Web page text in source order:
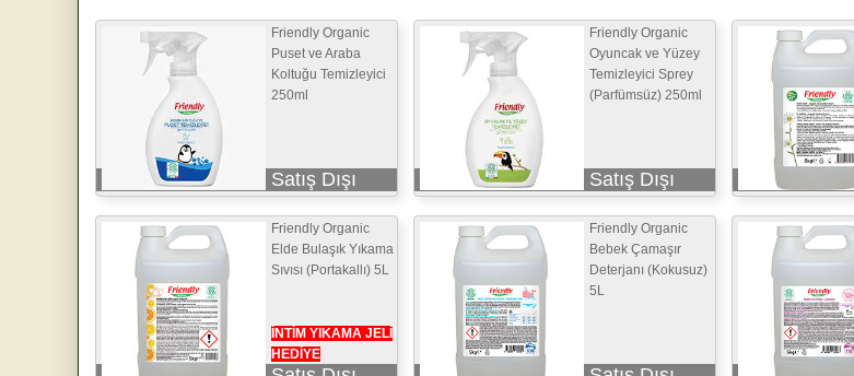
Friendly Organic
Puset ve Araba
Koltuğu Temizleyici
250ml
Satış Dışı
Friendly Organic
Oyuncak ve Yüzey
Temizleyici Sprey
(Parfümsüz) 250ml
Satış Dışı
Friendly Organic
Elde Bulaşık Yıkama
Sıvısı (Portakallı) 5L
İNTİM YIKAMA JELİ
HEDİYE
Friendly Organic
Bebek Çamaşır
Deterjanı (Kokusuz)
5L